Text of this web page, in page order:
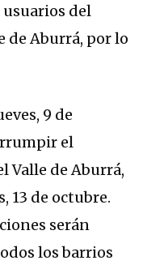
usuarios del
de Aburrá, por lo
9 de
el
Valle de Aburrá,
13 de octubre.
serán
los barrios